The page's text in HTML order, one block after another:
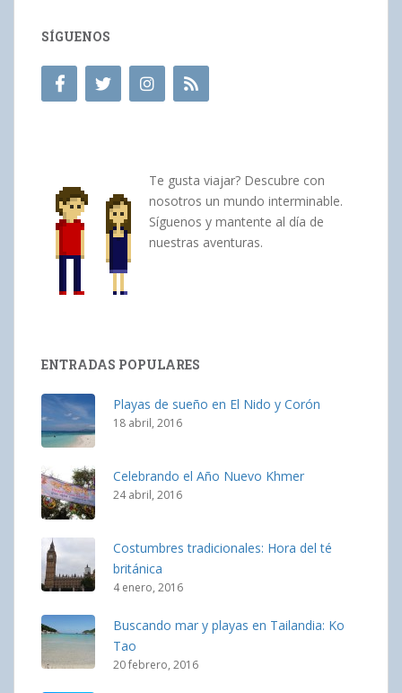
SÍGUENOS
Te gusta viajar? Descubre con
nosotros un mundo interminable.
Síguenos y mantente al día de
nuestras aventuras.
ENTRADAS POPULARES
Playas de sueño en El Nido y Corón
18 abril, 2016
Celebrando el Año Nuevo Khmer
24 abril, 2016
Costumbres tradicionales: Hora del té
británica
4 enero, 2016
Buscando mar y playas en Tailandia: Ko
Tao
20 febrero, 2016